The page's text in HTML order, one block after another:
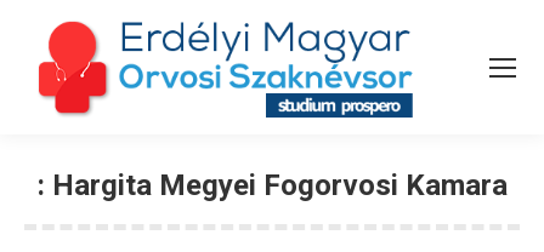
: Hargita Megyei Fogorvosi Kamara